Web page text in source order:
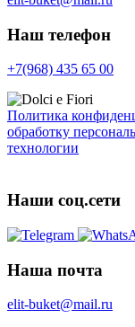
Наш телефон
+7(968) 435 65 00
Политика
обработку
технологии
Наши соц.сети
Наша почта
elit-buket@mail.ru